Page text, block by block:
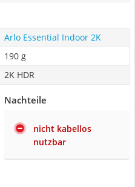
Arlo Essential Indoor 2K
190 g
2K HDR
Nachteile
nicht kabellos
nutzbar